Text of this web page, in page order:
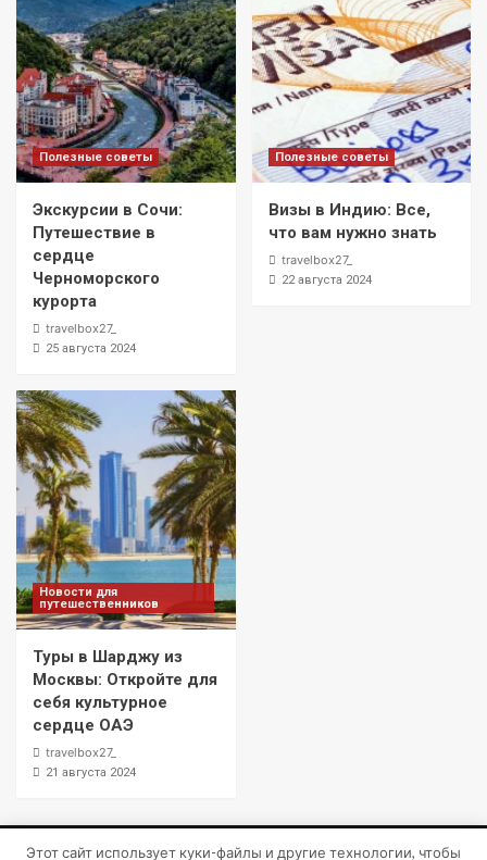
Полезные советы
Экскурсии в Сочи:
Путешествие в
сердце
Черноморского
курорта
travelbox27_
25 августа 2024
Полезные советы
Визы в Индию: Все,
что вам нужно знать
travelbox27_
22 августа 2024
Новости для
путешественников
Туры в Шарджу из
Москвы: Откройте для
себя культурное
сердце ОАЭ
travelbox27_
21 августа 2024
Этот сайт использует куки-файлы и другие технологии, чтобы